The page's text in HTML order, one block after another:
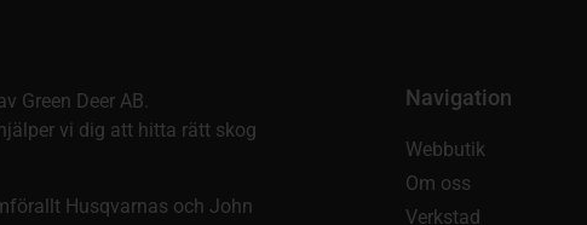
Green Deer AB.
vi dig att hitta rätt skog
Husqvarnas och John
Navigation
Webbutik
Om oss
Verkstad